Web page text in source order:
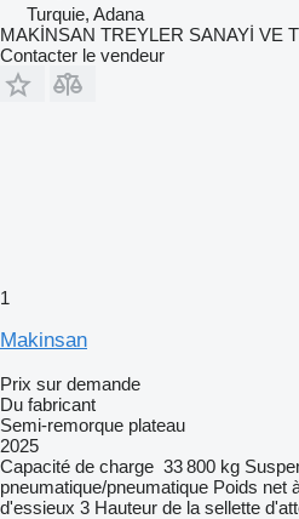
Turquie, Adana
MAKİNSAN TREYLER SANAYİ VE
Contacter le vendeur
1
Makinsan
Prix sur demande
Du fabricant
Semi-remorque plateau
2025
Capacité de charge 33 800 kg
pneumatique/pneumatique Poids net
d'essieux 3 Hauteur de la sellette